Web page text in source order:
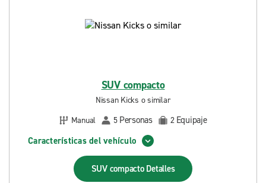
SUV compacto
Nissan Kicks o similar
Manual
5 Personas 2 Equipaje
Características del vehículo
SUV compacto Detalles